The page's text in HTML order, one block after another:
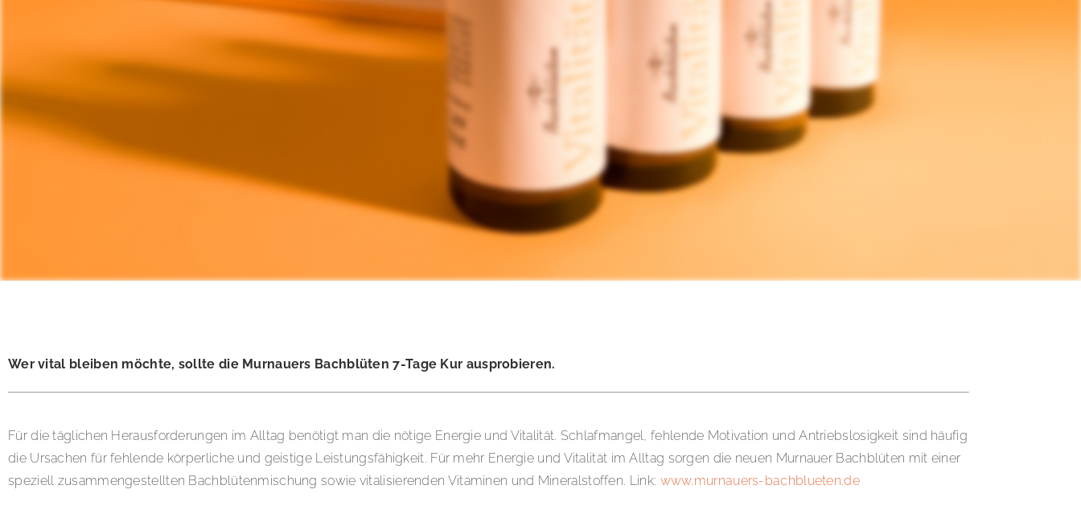
Wer vital bleiben möchte, sollte die Murnauers Bachblüten 7-Tage Kur ausprobieren.
Für die täglichen Herausforderungen im Alltag benötigt man die nötige Energie und Vitalität. Schlafmangel, fehlende Motivation und Antriebslosigkeit sind häufig
die Ursachen für fehlende körperliche und geistige Leistungsfähigkeit. Für mehr Energie und Vitalität im Alltag sorgen die neuen Murnauer Bachblüten mit einer
speziell zusammengestellten Bachblütenmischung sowie vitalisierenden Vitaminen und Mineralstoffen. Link: www.murnauers-bachblueten.de